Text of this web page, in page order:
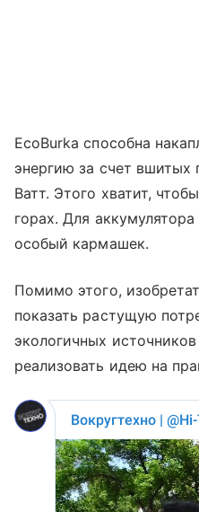
EcoBurka способна
энергию за счет
Ватт. Этого хватит,
горах. Для
особый кармашек.
Помимо этого,
показать растущую
экологичных
реализовать идею на